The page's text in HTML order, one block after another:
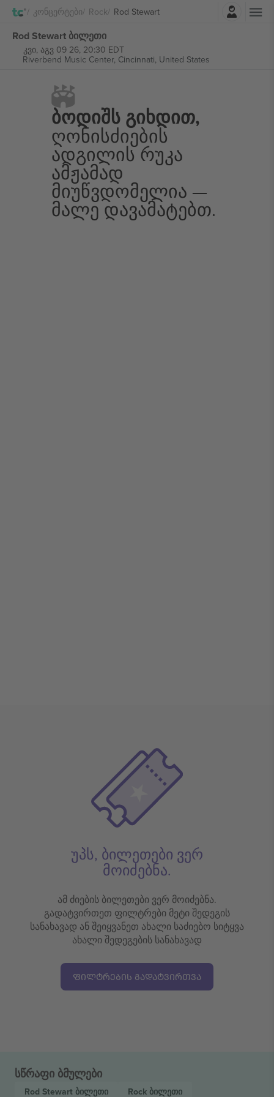
Კონცერტები Rock Rod Stewartშესვლა
Rod Stewart ბილეთი
კვი, აგვ 09 26, 20:30 EDT
Riverbend Music Center, Cincinnati, United States
Ბოდიშს Გიხდით,
Ღონისძიების
Ადგილის Რუკა
Ამჟამად
Მიუწვდომელია —
Მალე Დავამატებთ.
უპს, ბილეთები ვერ
მოიძებნა.
ამ ძიების ბილეთები ვერ მოიძებნა.
გადატვირთეთ ფილტრები მეტი შედეგის
სანახავად ან შეიყვანეთ ახალი საძიებო სიტყვა
ახალი შედეგების სანახავად
ᲤᲘᲚᲢᲠᲔᲑᲘᲡ ᲒᲐᲓᲐᲢᲕᲘᲠᲗᲕᲐ
სწრაფი ბმულები
Rod Stewart ბილეთი Rock ბილეთი